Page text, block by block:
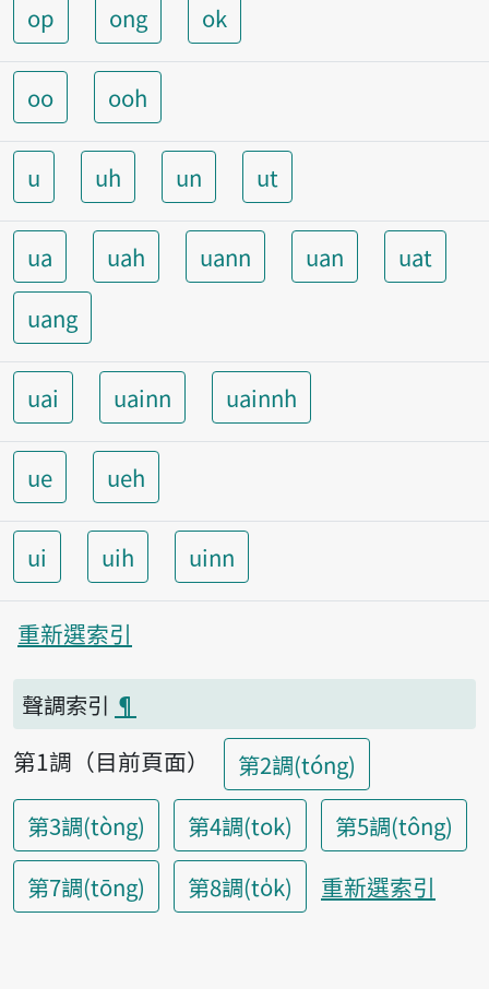
op
ong ok
oo ooh
u uh un ut
ua uah uann uan
uat
uang
uai uainn uainnh
ue ueh
ui uih uinn
重新選索引
聲調索引 ¶
第1調（目前頁面）
第2調(tóng)
第3調(tòng)
第4調(tok)
第5調(tông)
第7調(tōng)
第8調(to̍k) 重新選索引